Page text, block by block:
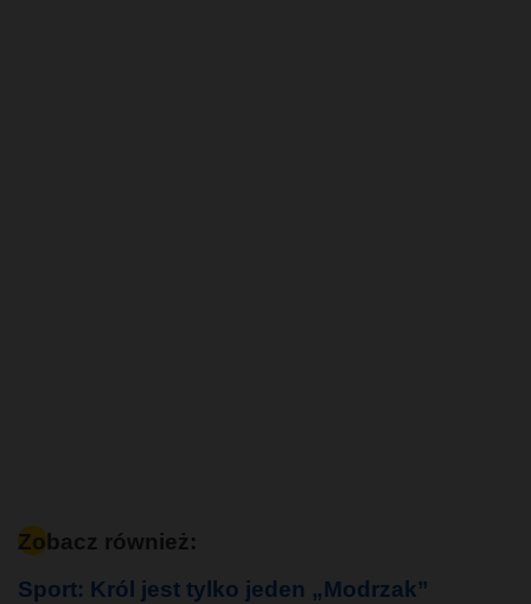
Zobacz również:
Sport: Król jest tylko jeden „Modrzak”